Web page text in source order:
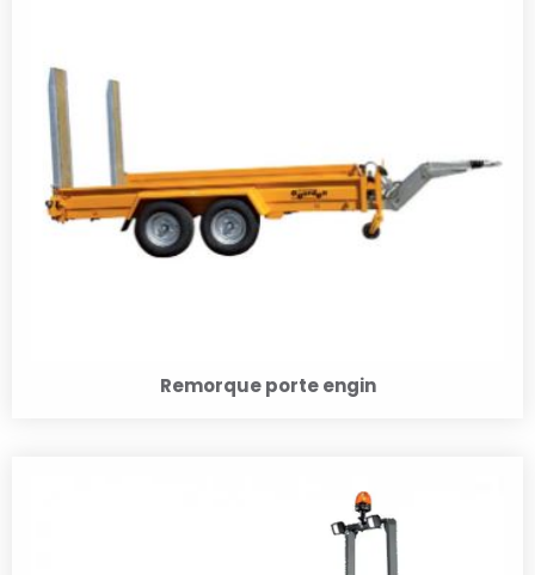
Remorque porte engin